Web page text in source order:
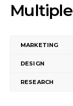
MARKETING
DESIGN
RESEARCH